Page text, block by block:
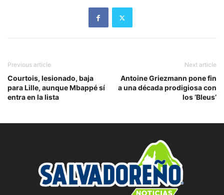
Previous article
Courtois, lesionado, baja
para Lille, aunque Mbappé sí
entra en la lista
Next article
Antoine Griezmann pone fin
a una década prodigiosa con
los ‘Bleus’